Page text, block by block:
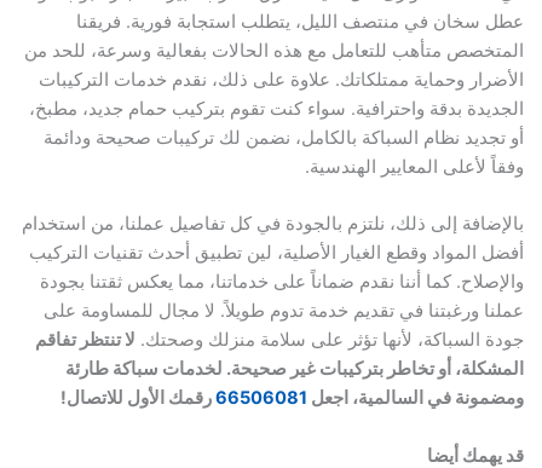
عطل سخان في منتصف الليل، يتطلب استجابة فورية. فريقنا
المتخصص متأهب للتعامل مع هذه الحالات بفعالية وسرعة، للحد من
الأضرار وحماية ممتلكاتك. علاوة على ذلك، نقدم خدمات التركيبات
الجديدة بدقة واحترافية. سواء كنت تقوم بتركيب حمام جديد، مطبخ،
أو تجديد نظام السباكة بالكامل، نضمن لك تركيبات صحيحة ودائمة
وفقاً لأعلى المعايير الهندسية.
بالإضافة إلى ذلك، نلتزم بالجودة في كل تفاصيل عملنا، من استخدام
أفضل المواد وقطع الغيار الأصلية، لين تطبيق أحدث تقنيات التركيب
والإصلاح. كما أننا نقدم ضماناً على خدماتنا، مما يعكس ثقتنا بجودة
عملنا ورغبتنا في تقديم خدمة تدوم طويلاً. لا مجال للمساومة على
جودة السباكة، لأنها تؤثر على سلامة منزلك وصحتك. لا تنتظر تفاقم
المشكلة، أو تخاطر بتركيبات غير صحيحة. لخدمات سباكة طارئة
ومضمونة في السالمية، اجعل 66506081رقمك الأول للاتصال!
قد يهمك أيضا